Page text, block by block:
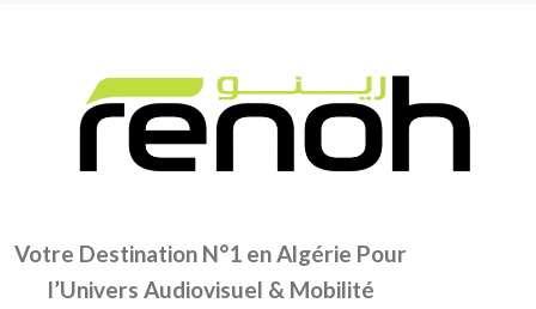
Votre Destination N°1 en Algérie Pour
l’Univers Audiovisuel & Mobilité